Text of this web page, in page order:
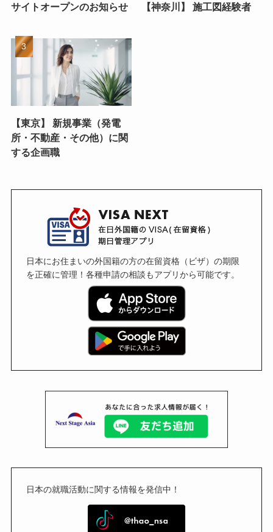
サイトオープンのお知らせ 【神奈川】 施工図経験者
【東京】 新規事業（発電
所・不動産・その他）に関
する企画職
日本にお住まいの外国籍の方の在留資格（ビザ）の期限
を正確に管理！各種申請の相談もアプリから可能です。
日本の就職活動に関する情報を発信中！